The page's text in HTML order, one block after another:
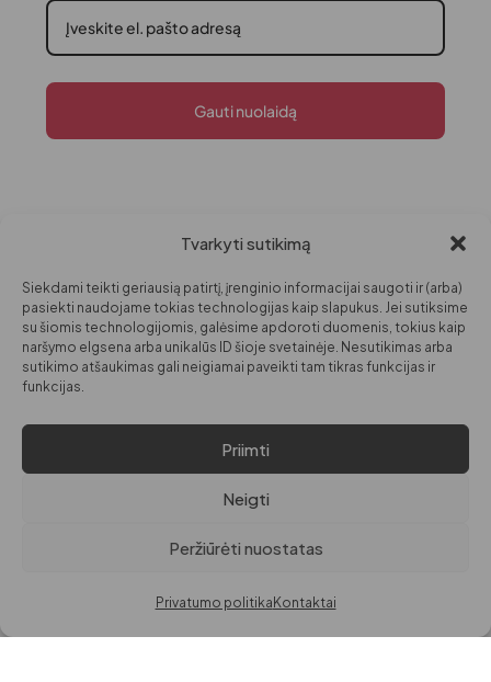
Tvarkyti sutikimą
Siekdami teikti geriausią patirtį, įrenginio informacijai saugoti ir (arba)
pasiekti naudojame tokias technologijas kaip slapukus. Jei sutiksime
su šiomis technologijomis, galėsime apdoroti duomenis, tokius kaip
naršymo elgsena arba unikalūs ID šioje svetainėje. Nesutikimas arba
sutikimo atšaukimas gali neigiamai paveikti tam tikras funkcijas ir
funkcijas.
Priimti
Neigti
Peržiūrėti nuostatas
Privatumo politika Kontaktai
Gauti nuolaidą
VYRAMS
VAIKAMS
GROŽIUI
INFORMACIJA
KONTAKTAI
VI: 10:00 – 14:00
PRIVATUMO POLITIKA
EL. PARDUOTUVĖS TAISYKLĖS
DigitalGrow | Svetainių kūrimas